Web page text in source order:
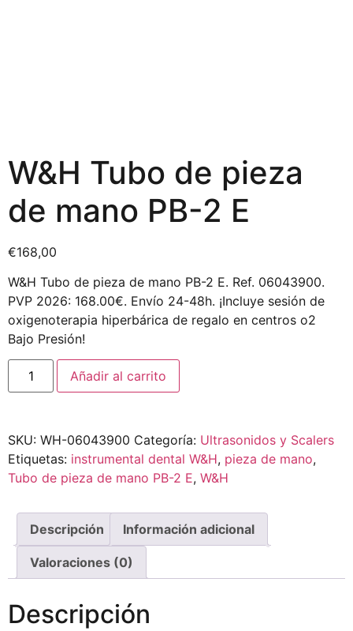
W&H Tubo de pieza
de mano PB-2 E
€168,00
W&H Tubo de pieza de mano PB-2 E. Ref. 06043900.
PVP 2026: 168.00€. Envío 24-48h. ¡Incluye sesión de
oxigenoterapia hiperbárica de regalo en centros o2
Bajo Presión!
Añadir al carrito
SKU: WH-06043900 Categoría: Ultrasonidos y Scalers
Etiquetas: instrumental dental W&H, pieza de mano,
Tubo de pieza de mano PB-2 E, W&H
Descripción Información adicional
Valoraciones (0)
Descripción